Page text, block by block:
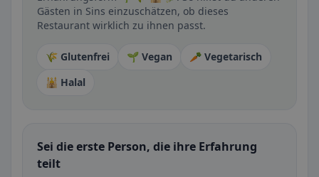
Gästen in Sins einzuschätzen, ob dieses
Restaurant wirklich zu ihnen passt.
🌾 Glutenfrei 🌱 Vegan
🥕 Vegetarisch
🕌 Halal
Sei die erste Person, die ihre Erfahrung
teilt